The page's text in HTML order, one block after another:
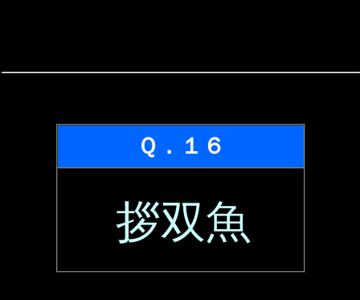
Ｑ．１６
拶双魚